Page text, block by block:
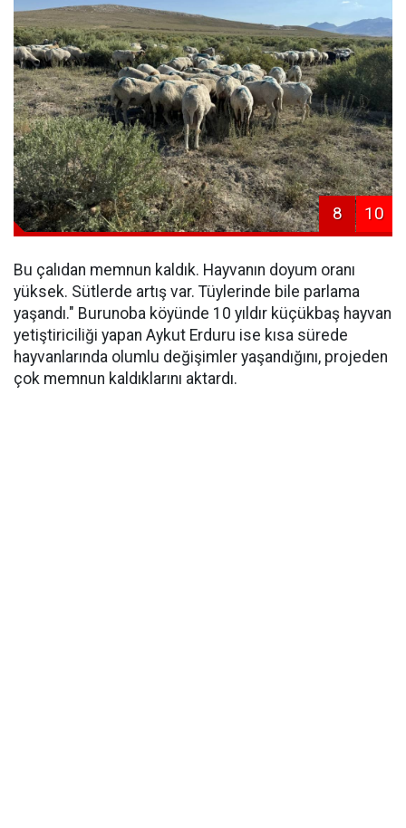
8 10
Bu çalıdan memnun kaldık. Hayvanın doyum oranı
yüksek. Sütlerde artış var. Tüylerinde bile parlama
yaşandı." Burunoba köyünde 10 yıldır küçükbaş hayvan
yetiştiriciliği yapan Aykut Erduru ise kısa sürede
hayvanlarında olumlu değişimler yaşandığını, projeden
çok memnun kaldıklarını aktardı.